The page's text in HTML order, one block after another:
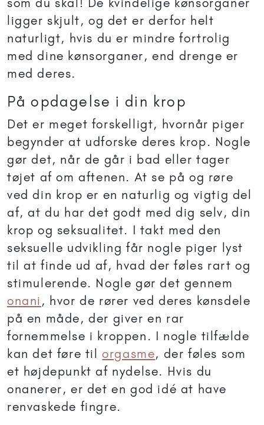
ligger skjult, og det er derfor helt
naturligt, hvis du er mindre fortrolig
med dine kønsorganer, end drenge er
med deres.
På opdagelse i din krop
Det er meget forskelligt, hvornår piger
begynder at udforske deres krop. Nogle
gør det, når de går i bad eller tager
tøjet af om aftenen. At se på og røre
ved din krop er en naturlig og vigtig del
af, at du har det godt med dig selv, din
krop og seksualitet. I takt med den
seksuelle udvikling får nogle piger lyst
til at finde ud af, hvad der føles rart og
stimulerende. Nogle gør det gennem
onani , hvor de rører ved deres kønsdele
på en måde, der giver en rar
fornemmelse i kroppen. I nogle tilfælde
kan det føre tilorgasme, der føles som
et højdepunkt af nydelse. Hvis du
onanerer, er det en god idé at have
renvaskede fingre.